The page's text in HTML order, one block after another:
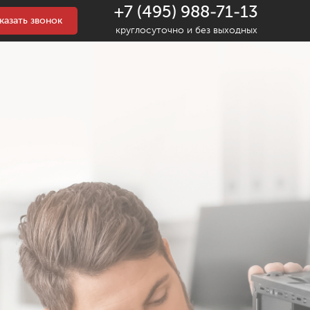
звонок +7 (495) 988-71-13
круглосуточно и без выходных